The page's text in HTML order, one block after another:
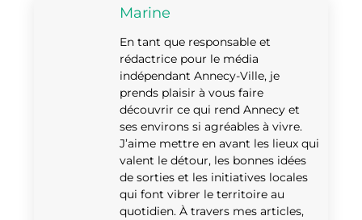
Marine
En tant que responsable et
rédactrice pour le média
indépendant Annecy-Ville, je
prends plaisir à vous faire
découvrir ce qui rend Annecy et
ses environs si agréables à vivre.
J’aime mettre en avant les lieux qui
valent le détour, les bonnes idées
de sorties et les initiatives locales
qui font vibrer le territoire au
quotidien. À travers mes articles,